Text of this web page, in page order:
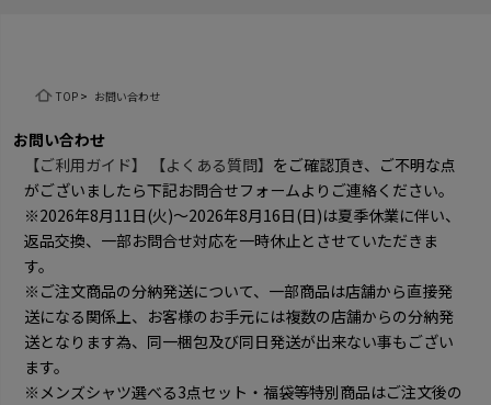
TOP> お問い合わせ
お問い合わせ
【ご利用ガイド】
【よくある質問】 をご確認頂き、ご不明な点
がございましたら下記お問合せフォームよりご連絡ください。
※2026年8月11日(火)～2026年8月16日(日)は夏季休業に伴い、
返品交換、一部お問合せ対応を一時休止とさせていただきま
す。
※ご注文商品の分納発送について、一部商品は店舗から直接発
送になる関係上、お客様のお手元には複数の店舗からの分納発
送となります為、同一梱包及び同日発送が出来ない事もござい
ます。
※メンズシャツ選べる3点セット・福袋等特別商品はご注文後の